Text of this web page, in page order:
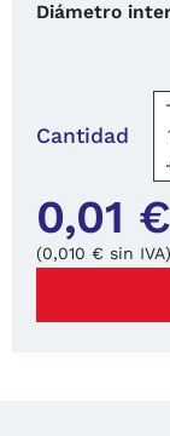
Diámetro
Cantidad
0,01 €
(0,010 € sin IVA)